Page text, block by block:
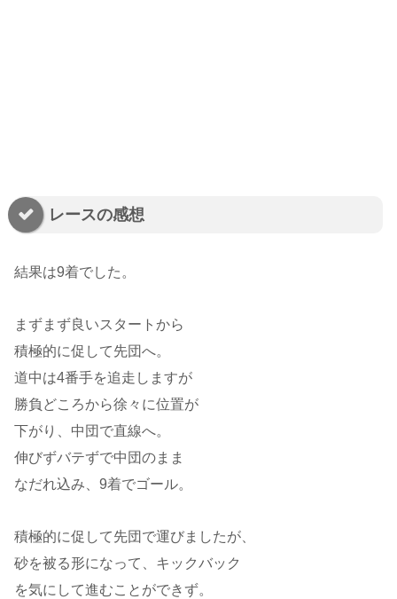
レースの感想
結果は9着でした。
まずまず良いスタートから
積極的に促して先団へ。
道中は4番手を追走しますが
勝負どころから徐々に位置が
下がり、中団で直線へ。
伸びずバテずで中団のまま
なだれ込み、9着でゴール。
積極的に促して先団で運びましたが、
砂を被る形になって、キックバック
を気にして進むことができず。